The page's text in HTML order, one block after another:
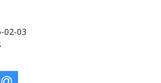
02-03